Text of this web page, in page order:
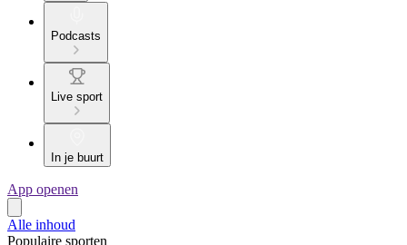
Podcasts
Live sport
In je buurt
App openen
Alle inhoud
Populaire sporten